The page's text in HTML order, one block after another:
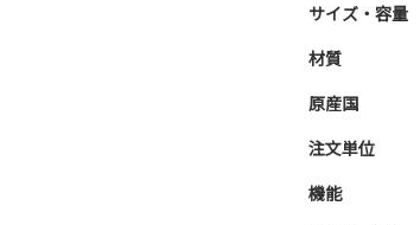
サイズ・容量
材質
原産国
注文単位
機能